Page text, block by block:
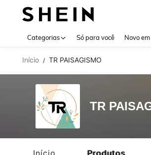
Categorias Só para você Novo em
Início / TR PAISAGISMO
TR
Início Produtos